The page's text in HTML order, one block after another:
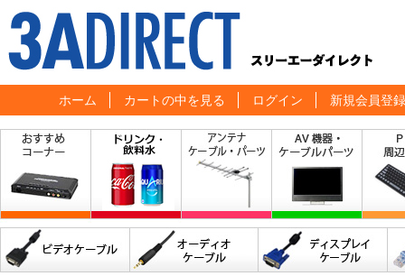
ホーム カートの中を見る ログイン 新規会員登録